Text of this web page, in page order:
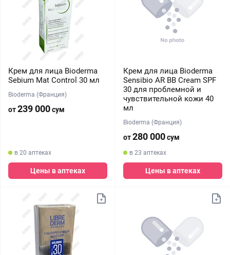
Крем для лица Bioderma
Sebium Mat Control 30 мл
Bioderma (Франция)
от239 000сум
в 20 аптеках
Цены в аптеках
Крем для лица Bioderma
Sensibio AR BB Cream SPF
30 для проблемной и
чувствительной кожи 40
мл
Bioderma (Франция)
от280 000сум
в 23 аптеках
Цены в аптеках